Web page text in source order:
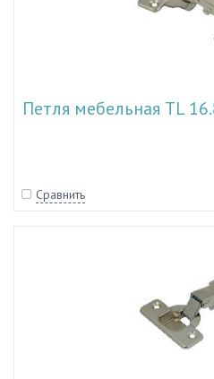
Петля мебельная TL
Сравнить